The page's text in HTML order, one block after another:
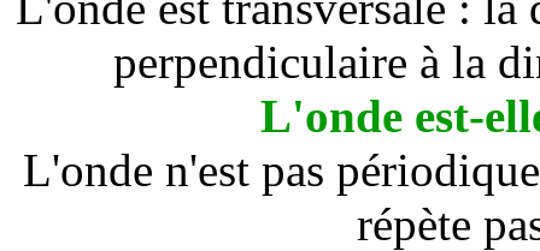
perpendiculaire à la
L'onde est-
L'onde n'est pas
répète